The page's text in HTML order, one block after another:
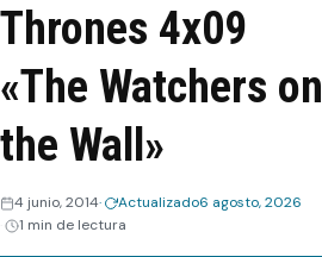
Streaming
Recomendaciones
Webisodios
Thrones 4x09
«The Watchers on
the Wall»
4 junio, 2014 Actualizado6 agosto, 2026
1 min de lectura